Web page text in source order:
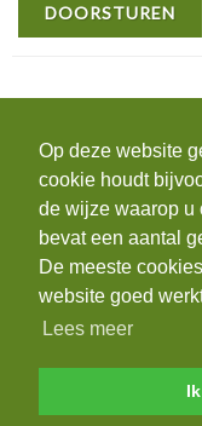
Op deze website
cookie houdt
de wijze waarop u
bevat een aantal
De meeste
website goed
Lees meer
DOORSTUREN
Home